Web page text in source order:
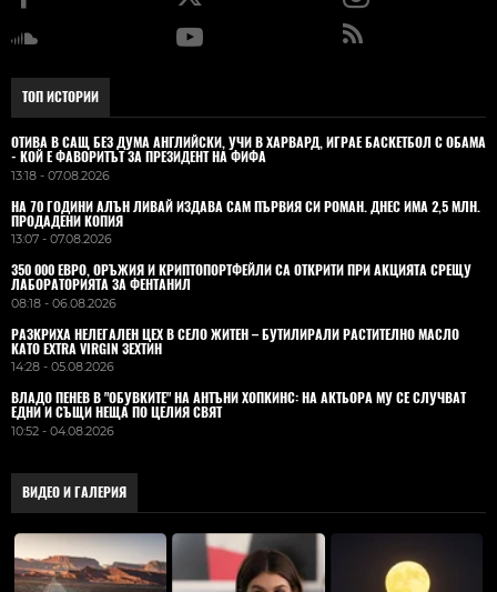
ТОП ИСТОРИИ
ОТИВА В САЩ БЕЗ ДУМА АНГЛИЙСКИ, УЧИ В ХАРВАРД, ИГРАЕ БАСКЕТБОЛ С ОБАМА
- КОЙ Е ФАВОРИТЪТ ЗА ПРЕЗИДЕНТ НА ФИФА
13:18 - 07.08.2026
НА 70 ГОДИНИ АЛЪН ЛИВАЙ ИЗДАВА САМ ПЪРВИЯ СИ РОМАН. ДНЕС ИМА 2,5 МЛН.
ПРОДАДЕНИ КОПИЯ
13:07 - 07.08.2026
350 000 ЕВРО, ОРЪЖИЯ И КРИПТОПОРТФЕЙЛИ СА ОТКРИТИ ПРИ АКЦИЯТА СРЕЩУ
ЛАБОРАТОРИЯТА ЗА ФЕНТАНИЛ
08:18 - 06.08.2026
РАЗКРИХА НЕЛЕГАЛЕН ЦЕХ В СЕЛО ЖИТЕН – БУТИЛИРАЛИ РАСТИТЕЛНО МАСЛО
КАТО EXTRA VIRGIN ЗЕХТИН
14:28 - 05.08.2026
ВЛАДO ПЕНЕВ В "ОБУВКИТЕ" НА АНТЪНИ ХОПКИНС: НА АКТЬОРА МУ СЕ СЛУЧВАТ
ЕДНИ И СЪЩИ НЕЩА ПО ЦЕЛИЯ СВЯТ
10:52 - 04.08.2026
ВИДЕО И ГАЛЕРИЯ